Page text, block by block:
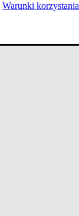
Warunki korzystania